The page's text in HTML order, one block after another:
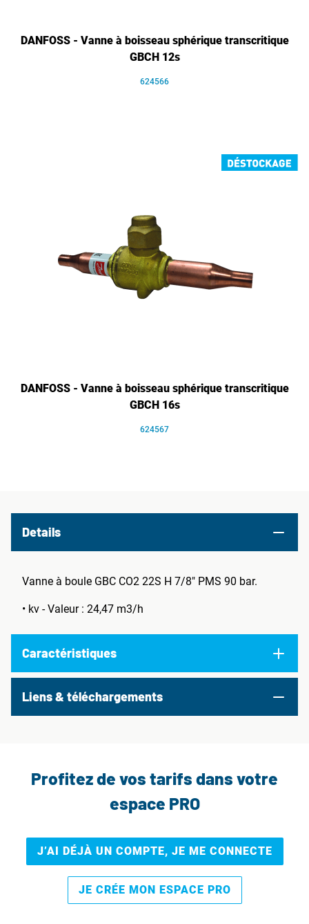
DANFOSS - Vanne à boisseau sphérique transcritique
GBCH 12s
624566
DANFOSS - Vanne à boisseau sphérique transcritique
GBCH 16s
624567
Details
Vanne à boule GBC CO2 22S H 7/8" PMS 90 bar.
• kv - Valeur : 24,47 m3/h
Caractéristiques
Liens & téléchargements
Profitez de vos tarifs dans votre
espace PRO
J’AI DÉJÀ UN COMPTE, JE ME CONNECTE
JE CRÉE MON ESPACE PRO